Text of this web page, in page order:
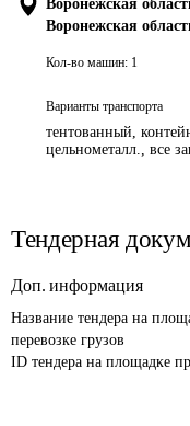
Воронежская
Воронежская
Кол-во машин: 1
Варианты транспорта
тентованный,
цельнометалл., все
Тендерная
Доп. информация
Название тендера на
перевозке грузов
ID тендера на площадке